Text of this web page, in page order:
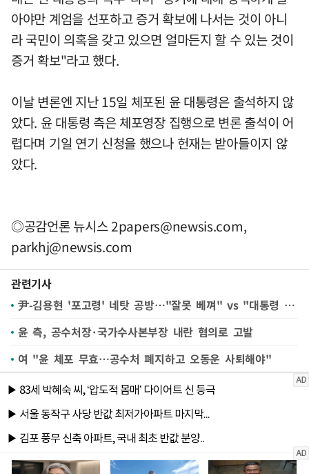
아야만 계엄을 선포하고 증거 확보에 나서는 것이 아니
라 국민이 의혹을 갖고 있으면 얼마든지 할 수 있는 것이
증거 확보"라고 했다.
이날 변론엔 지난 15일 체포된 윤 대통령은 출석하지 않
았다. 윤 대통령 측은 체포영장 집행으로 변론 출석이 어
렵다며 기일 연기 신청을 했으나 헌재는 받아들이지 않
았다.
◎공감언론 뉴시스2papers@newsis.com,
parkhj@newsis.com
관련기사
尹-김용현 '포고령' 네탓 공방…"잘못 베껴" vs "대통령 검토"
윤 측, 공수처장·국가수사본부장 내란 혐의로 고발
여 "윤 체포 무효…공수처 폐지하고 오동운 사퇴해야"